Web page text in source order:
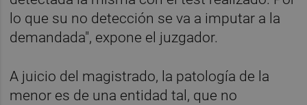
lo que su no detección se va a imputar a la
demandada", expone el juzgador.
A juicio del magistrado, la patología de la
menor es de una entidad tal, que no